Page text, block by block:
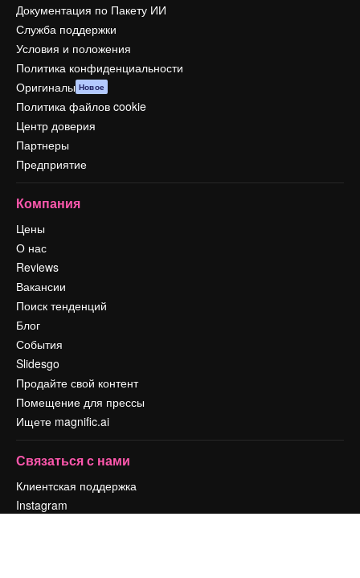
Документация по Пакету ИИ
Служба поддержки
Условия и положения
Политика конфиденциальности
Оригиналы Новое
Политика файлов cookie
Центр доверия
Партнеры
Предприятие
Компания
Цены
О нас
Reviews
Вакансии
Поиск тенденций
Блог
События
Slidesgo
Продайте свой контент
Помещение для прессы
Ищете magnific.ai
Связаться с нами
Клиентская поддержка
Instagram